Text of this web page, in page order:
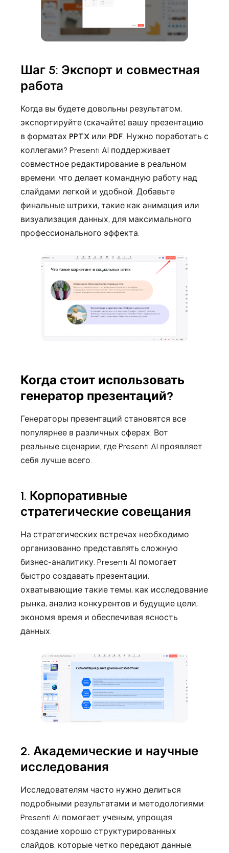
Шаг 5: Экспорт и совместная
работа
Когда вы будете довольны результатом,
экспортируйте (скачайте) вашу презентацию
в форматах PPTX или PDF. Нужно поработать с
коллегами? Presenti AI поддерживает
совместное редактирование в реальном
времени, что делает командную работу над
слайдами легкой и удобной. Добавьте
финальные штрихи, такие как анимация или
визуализация данных, для максимального
профессионального эффекта.
Когда стоит использовать
генератор презентаций?
Генераторы презентаций становятся все
популярнее в различных сферах. Вот
реальные сценарии, где Presenti AI проявляет
себя лучше всего.
1. Корпоративные
стратегические совещания
На стратегических встречах необходимо
организованно представлять сложную
бизнес-аналитику. Presenti AI помогает
быстро создавать презентации,
охватывающие такие темы, как исследование
рынка, анализ конкурентов и будущие цели,
экономя время и обеспечивая ясность
данных.
2. Академические и научные
исследования
Исследователям часто нужно делиться
подробными результатами и методологиями.
Presenti AI помогает ученым, упрощая
создание хорошо структурированных
слайдов, которые четко передают данные,